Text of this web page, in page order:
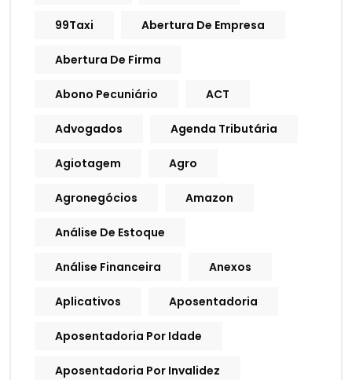
99Taxi Abertura De Empresa
Abertura De Firma
Abono Pecuniário ACT
Advogados Agenda Tributária
Agiotagem Agro
Agronegócios Amazon
Análise De Estoque
Análise Financeira Anexos
Aplicativos Aposentadoria
Aposentadoria Por Idade
Aposentadoria Por Invalidez